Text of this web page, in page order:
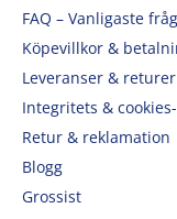
FAQ – Vanligaste
Köpevillkor &
Leveranser & returer
Integritets &
Retur & reklamation
Blogg
Grossist